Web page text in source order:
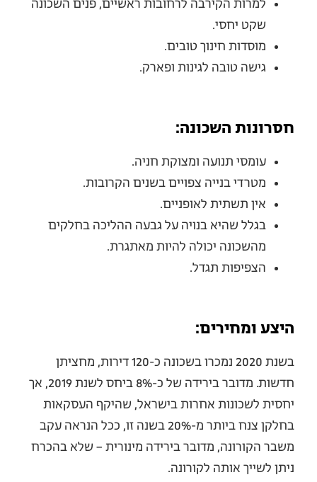
למרות הקירבה לרחובות ראשיים, פנים השכונה
שקט יחסי.
מוסדות חינוך טובים.
גישה טובה לגינות ופארק.
חסרונות השכונה:
עומסי תנועה ומצוקת חניה.
מטרדי בנייה צפויים בשנים הקרובות.
אין תשתית לאופניים.
בגלל שהיא בנויה על גבעה ההליכה בחלקים
מהשכונה יכולה להיות מאתגרת.
הצפיפות תגדל.
היצע ומחירים:
בשנת 2020 נמכרו בשכונה כ-120 דירות, מחציתן
חדשות. מדובר בירידה של כ-8% ביחס לשנת 2019, אך
יחסית לשכונות אחרות בישראל, שהיקף העסקאות
בחלקן צנח ביותר מ-20% בשנה זו, ככל הנראה עקב
משבר הקורונה, מדובר בירידה מינורית – שלא בהכרח
ניתן לשייך אותה לקורונה.